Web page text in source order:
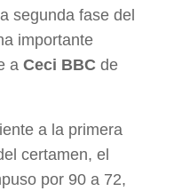
segunda fase del
importante
a Ceci BBC de
a la primera
certamen, el
por 90 a 72,